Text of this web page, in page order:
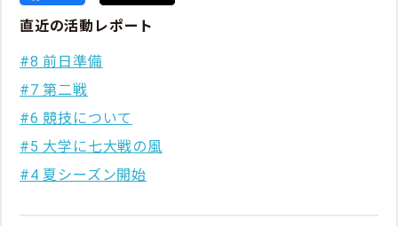
直近の活動レポート
#8 前日準備
#7 第二戦
#6 競技について
#5 大学に七大戦の風
#4 夏シーズン開始